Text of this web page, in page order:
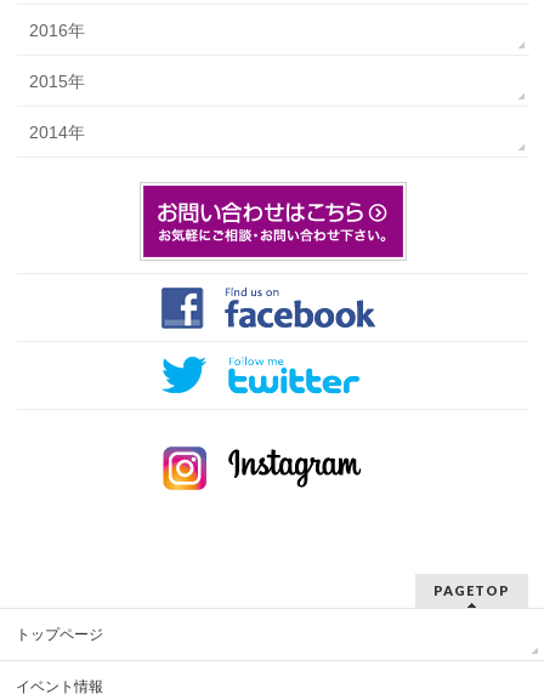
2016年
2015年
2014年
PAGETOP
トップページ
イベント情報